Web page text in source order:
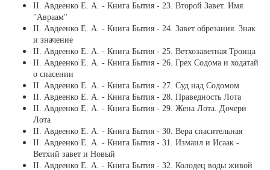
ІІ. Авдеенко Е. А. - Книга Бытия - 23. Второй Завет. Имя
"Авраам"
ІІ. Авдеенко Е. А. - Книга Бытия - 24. Завет обрезания. Знак
и значение
ІІ. Авдеенко Е. А. - Книга Бытия - 25. Ветхозаветная Троица
ІІ. Авдеенко Е. А. - Книга Бытия - 26. Грех Содома и ходатай
о спасении
ІІ. Авдеенко Е. А. - Книга Бытия - 27. Суд над Содомом
ІІ. Авдеенко Е. А. - Книга Бытия - 28. Праведность Лота
ІІ. Авдеенко Е. А. - Книга Бытия - 29. Жена Лота. Дочери
Лота
ІІ. Авдеенко Е. А. - Книга Бытия - 30. Вера спасительная
ІІ. Авдеенко Е. А. - Книга Бытия - 31. Измаил и Исаак -
Ветхий завет и Новый
ІІ. Авдеенко Е. А. - Книга Бытия - 32. Колодец воды живой